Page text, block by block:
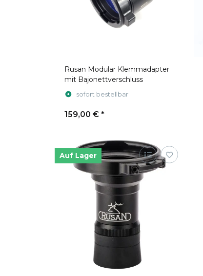
Rusan Modular Klemmadapter
mit Bajonettverschluss
sofort bestellbar
159,00 € *
Auf Lager